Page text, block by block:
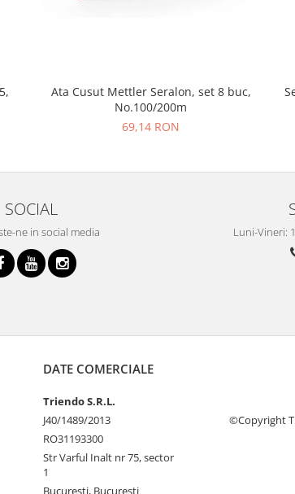
Ata Cusut Mettler Seralon, set 8 buc,
No.100/200m
69,14 RON
SOCIAL
ne in social media Luni-Vineri:
DATE COMERCIALE
Triendo S.R.L.
J40/1489/2013
RO31193300
Str Varful Inalt nr 75, sector
1
Bucuresti, Bucuresti
©Copyright